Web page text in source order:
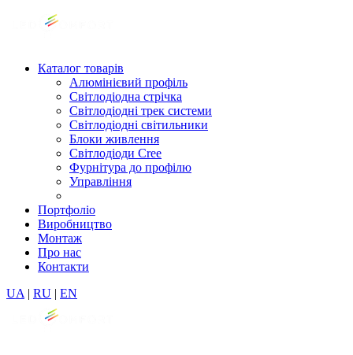
Каталог товарів
Алюмінієвий профіль
Світлодіодна стрічка
Світлодіодні трек системи
Світлодіодні світильники
Блоки живлення
Світлодіоди Cree
Фурнітура до профілю
Управління
Портфоліо
Виробництво
Монтаж
Про нас
Контакти
UA | RU | EN